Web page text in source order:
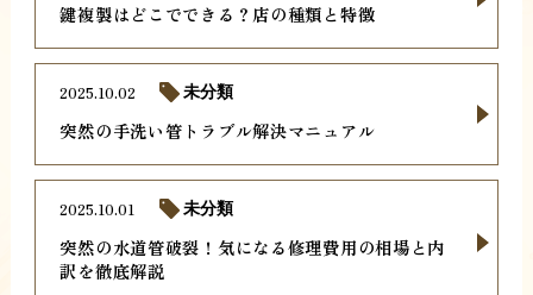
鍵複製はどこでできる？店の種類と特徴
突然の手洗い管トラブル解決マニュアル
2025.10.02 未分類
突然の水道管破裂！気になる修理費用の相場と内
訳を徹底解説
2025.10.01 未分類